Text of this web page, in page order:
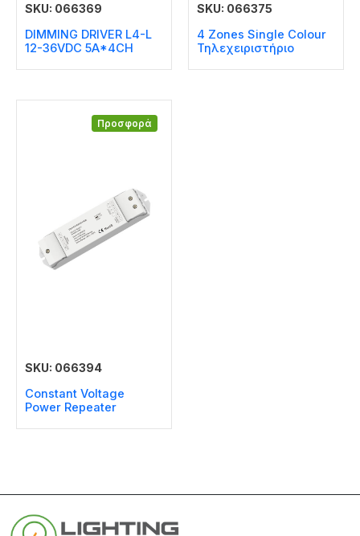
SKU: 066369
DIMMING DRIVER L4-L
12-36VDC 5A*4CH
SKU: 066375
4 Zones Single Colour
Τηλεχειριστήριο
Προσφορά
SKU: 066394
Constant Voltage
Power Repeater